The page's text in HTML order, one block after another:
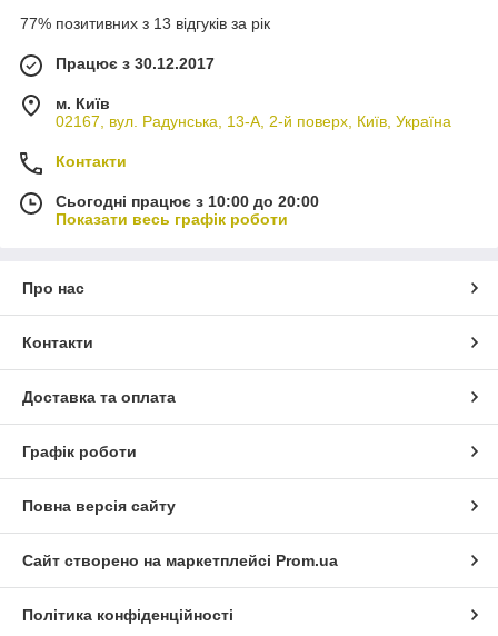
77% позитивних з 13 відгуків за рік
Працює з 30.12.2017
м. Київ
02167, вул. Радунська, 13-А, 2-й поверх, Київ, Україна
Контакти
Сьогодні працює з 10:00 до 20:00
Показати весь графік роботи
Про нас
Контакти
Доставка та оплата
Графік роботи
Повна версія сайту
Сайт створено на маркетплейсі Prom.ua
Політика конфіденційності